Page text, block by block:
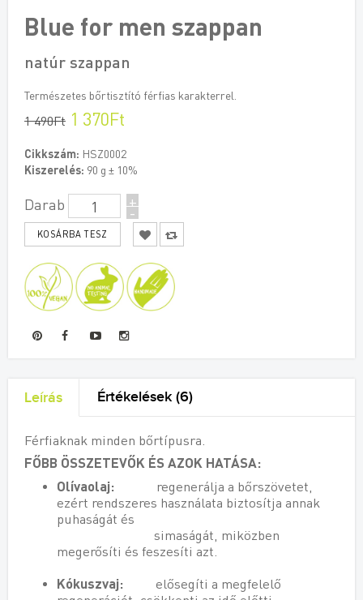
Blue for men szappan
natúr szappan
Természetes bőrtisztító férfias karakterrel.
1 490Ft 1 370Ft
Cikkszám: HSZ0002
Kiszerelés: 90 g ± 10%
Darab +
-
Leírás Értékelések (6)
Férfiaknak minden bőrtípusra.
FŐBB ÖSSZETEVŐK ÉS AZOK HATÁSA:
Olívaolaj:
regenerálja a bőrszövetet,
ezért rendszeres használata biztosítja annak
puhaságát és
simaságát, miközben
megerősíti és feszesíti azt.
Kókuszvaj: elősegíti a megfelelő